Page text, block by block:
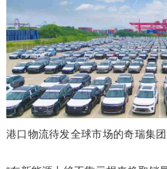
港口物流待发全球市场的奇瑞集